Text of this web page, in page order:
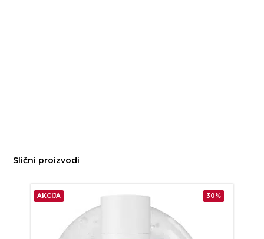
Slični proizvodi
AKCIJA 30%